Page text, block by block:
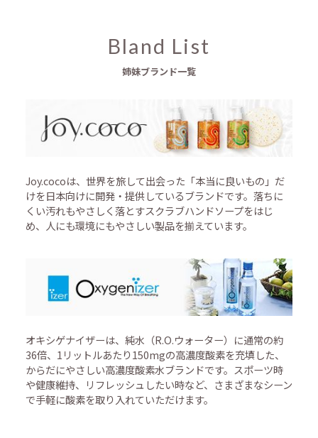
Bland List
姉妹ブランド一覧
Joy.cocoは、世界を旅して出会った「本当に良いもの」だ
けを日本向けに開発・提供しているブランドです。落ちに
くい汚れもやさしく落とすスクラブハンドソープをはじ
め、人にも環境にもやさしい製品を揃えています。
オキシゲナイザーは、純水（R.O.ウォーター）に通常の約
36倍、1リットルあたり150mgの高濃度酸素を充填した、
からだにやさしい高濃度酸素水ブランドです。スポーツ時
や健康維持、リフレッシュしたい時など、さまざまなシーン
で手軽に酸素を取り入れていただけます。